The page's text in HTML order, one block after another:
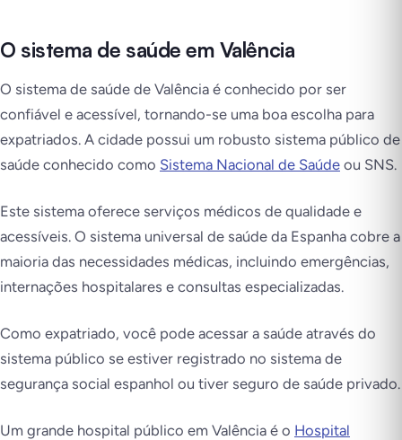
O sistema de saúde em Valência
O sistema de saúde de Valência é conhecido por ser
confiável e acessível, tornando-se uma boa escolha para
expatriados. A cidade possui um robusto sistema público de
saúde conhecido como Sistema Nacional de Saúde ou SNS.
Este sistema oferece serviços médicos de qualidade e
acessíveis. O sistema universal de saúde da Espanha cobre a
maioria das necessidades médicas, incluindo emergências,
internações hospitalares e consultas especializadas.
Como expatriado, você pode acessar a saúde através do
sistema público se estiver registrado no sistema de
segurança social espanhol ou tiver seguro de saúde privado.
Um grande hospital público em Valência é o Hospital